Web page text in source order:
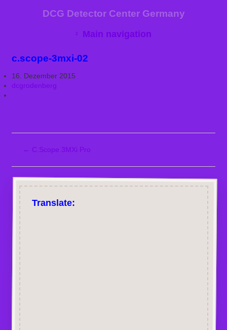
DCG Detector Center Germany
Main navigation
c.scope-3mxi-02
16. Dezember 2015
dcgrodenberg
← C.Scope 3MXi Pro
Translate: